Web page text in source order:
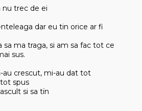
nu trec de ei
dar eu tin orice ar fi
sa ma traga, si am sa fac tot ce
sus.
au crescut, mi-au dat tot
spus
si sa tïn